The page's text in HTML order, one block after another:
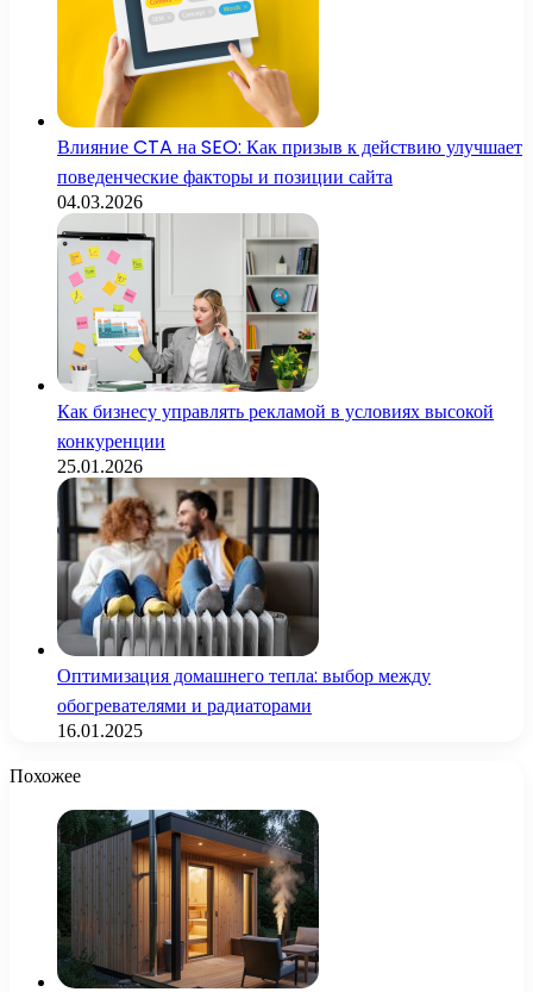
Влияние CTA на SEO: Как призыв к действию улучшает
поведенческие факторы и позиции сайта
04.03.2026
Как бизнесу управлять рекламой в условиях высокой
конкуренции
25.01.2026
Оптимизация домашнего тепла: выбор между
обогревателями и радиаторами
16.01.2025
Похожее